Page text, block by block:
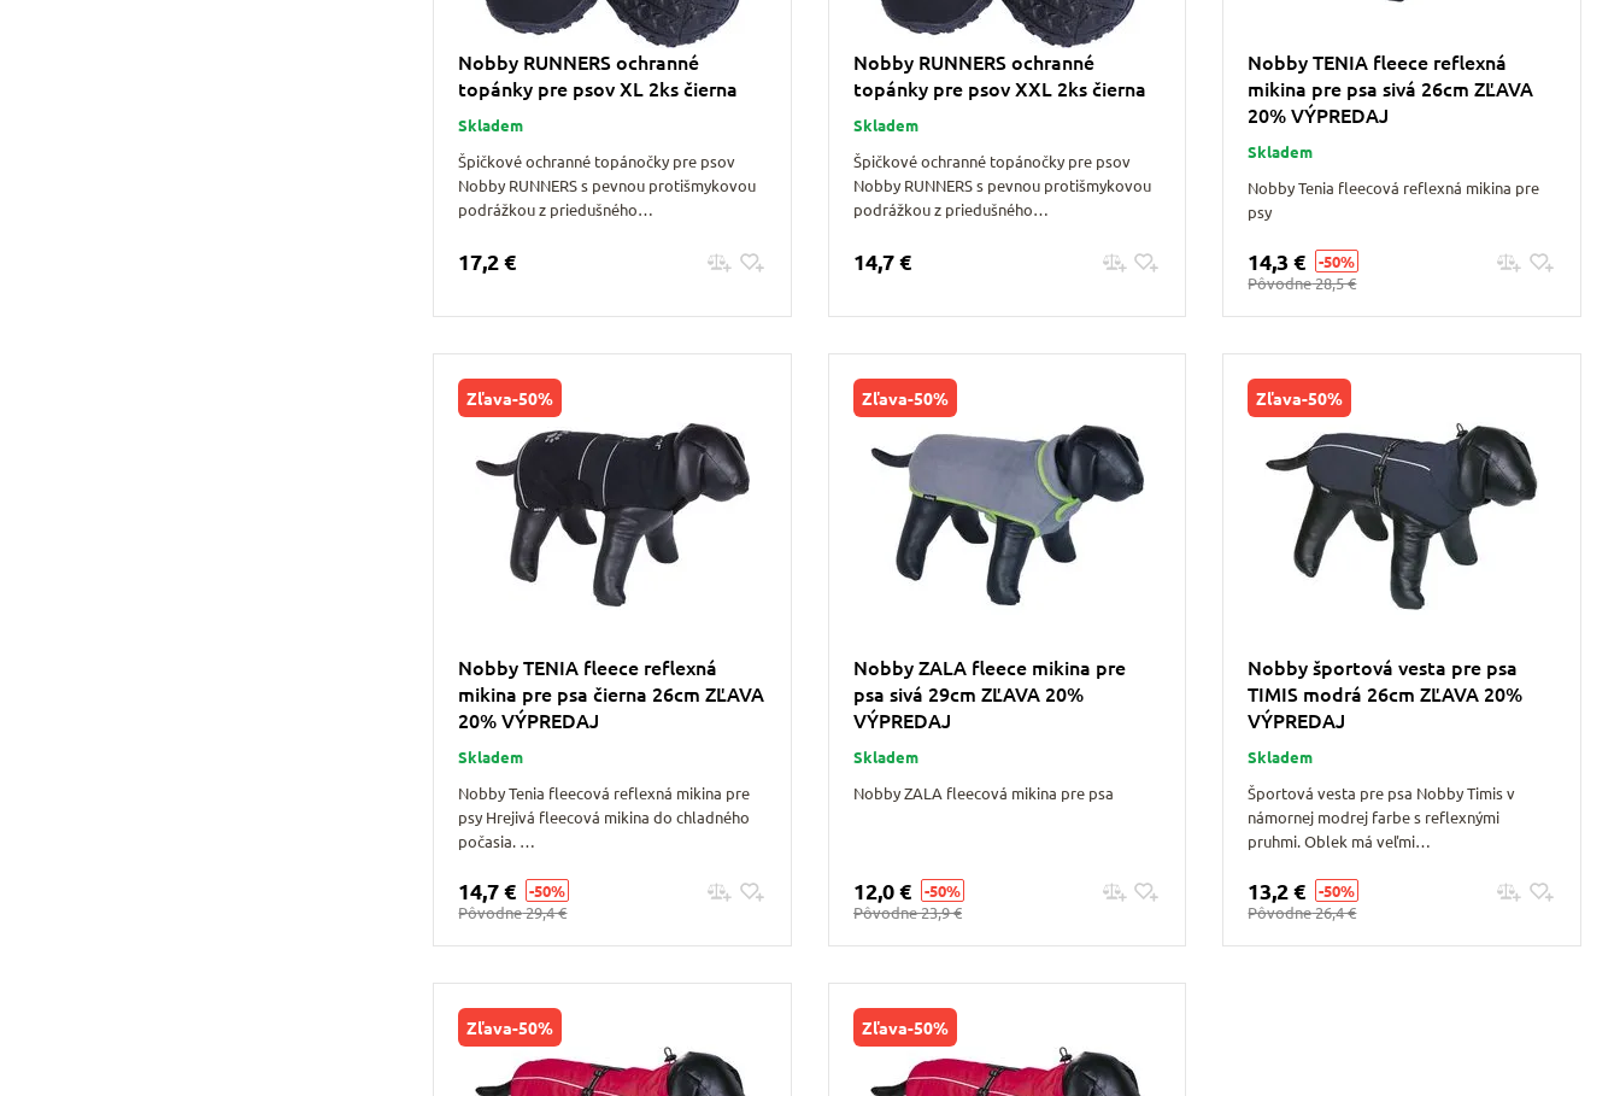
Nobby RUNNERS ochranné
topánky pre psov XL 2ks čierna
Skladem
Špičkové ochranné topánočky pre psov
Nobby RUNNERS s pevnou protišmykovou
podrážkou z priedušného…
17,2 €
Nobby RUNNERS ochranné
topánky pre psov XXL 2ks čierna
Skladem
Špičkové ochranné topánočky pre psov
Nobby RUNNERS s pevnou protišmykovou
podrážkou z priedušného…
14,7 €
Nobby TENIA fleece reflexná
mikina pre psa sivá 26cm ZĽAVA
20% VÝPREDAJ
Skladem
Nobby Tenia fleecová reflexná mikina pre
psy
14,3 €
-50%
Pôvodne28,5 €
Pridať do košíku
Zľava-50%
Nobby TENIA fleece reflexná
mikina pre psa čierna 26cm ZĽAVA
20% VÝPREDAJ
Skladem
Nobby Tenia fleecová reflexná mikina pre
psy Hrejivá fleecová mikina do chladného
počasia. …
14,7 €
-50%
Pôvodne29,4 €
Pridať do košíku
Zľava-50%
Nobby ZALA fleece mikina pre
psa sivá 29cm ZĽAVA 20%
VÝPREDAJ
Skladem
Nobby ZALA fleecová mikina pre psa
12,0 €
-50%
Pôvodne23,9 €
Pridať do košíku
Zľava-50%
Nobby športová vesta pre psa
TIMIS modrá 26cm ZĽAVA 20%
VÝPREDAJ
Skladem
Športová vesta pre psa Nobby Timis v
námornej modrej farbe s reflexnými
pruhmi. Oblek má veľmi…
13,2 €
-50%
Pôvodne26,4 €
Pridať do košíku
Zľava-50% Zľava-50%